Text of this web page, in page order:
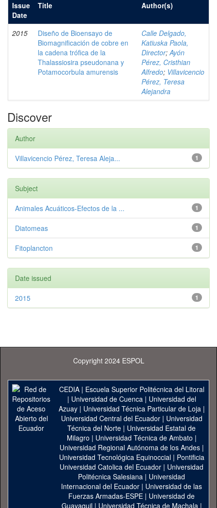
Issue
Date
Title Author(s)
2015
Diseño de Bioensayo de
Biomagnificación de cobre en
la cadena trófica de la
Thalassiosira pseudonana y
Potamocorbula amurensis
Calle Delgado,
Katiuska Paola,
Director;Ayón
Pérez, Cristhian
Alfredo; Villavicencio
Pérez, Teresa
Alejandra
Discover
Author
1
Villavicencio Pérez, Teresa Aleja...
Subject
1
Animales Acuáticos-Efectos de la ...
1
Diatomeas
1
Fitoplancton
Date issued
1
2015
Copyright 2024 ESPOL
CEDIA| Escuela Superior Politécnica del Litoral
| Universidad de Cuenca| Universidad del
Azuay| Universidad Técnica Particular de Loja|
Universidad Central del Ecuador| Universidad
Técnica del Norte | Universidad Estatal de
Milagro | Universidad Técnica de Ambato |
Universidad Regional Autónoma de los Andes|
Universidad Tecnológica Equinoccial| Pontificia
Universidad Catolica del Ecuador | Universidad
Politécnica Salesiana | Universidad
Internacional del Ecuador | Universidad de las
Fuerzas Armadas-ESPE | Universidad de
Guayaquil| Universidad Técnica de Machala |